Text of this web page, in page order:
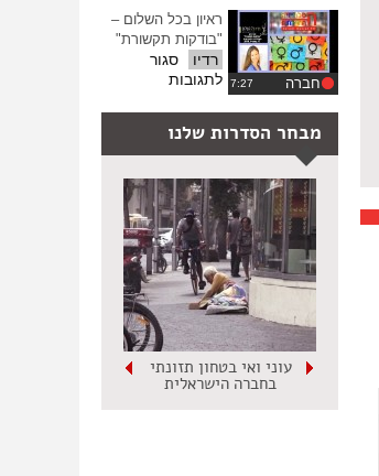
42
–
חברה
ראיון בכל השלום –
"בודקות תקשורת"
רדיו
סגור
לתגובותעל
בכל
–
"בודקות
תקשורת"
מבחר הסדרות שלנו
עוני ואי בטחון תזונתי
בחברה הישראלית